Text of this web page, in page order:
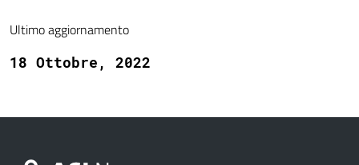
Ultimo aggiornamento
18 Ottobre, 2022